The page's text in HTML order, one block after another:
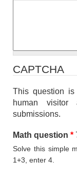
CAPTCHA
This question
human visitor
submissions.
Math question *
Solve this simple
1+3, enter 4.